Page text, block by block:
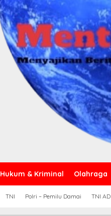
Hukum & Kriminal Olahraga
TNI Polri – Pemilu Damai TNI AD